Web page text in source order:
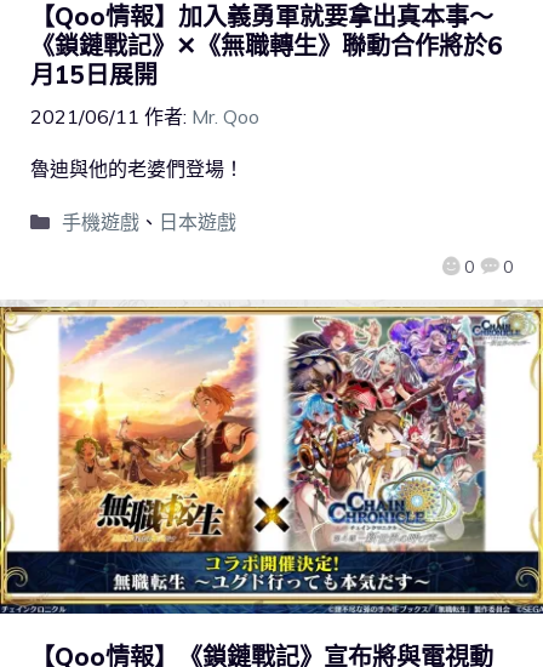
【Qoo情報】加入義勇軍就要拿出真本事～
《鎖鏈戰記》✕《無職轉生》聯動合作將於6
月15日展開
2021/06/11 作者: Mr. Qoo
0 0
魯迪與他的老婆們登場！
手機遊戲、 日本遊戲
【Qoo情報】《鎖鏈戰記》宣布將與電視動